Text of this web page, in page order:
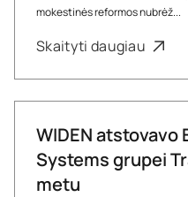
mokestinės reformos nubrėž...
Skaityti daugiau
WIDEN atstovavo
Systems grupei
metu